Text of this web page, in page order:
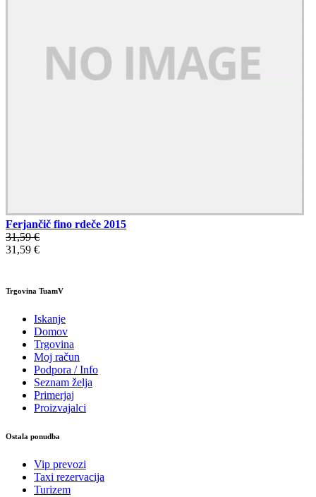
Ferjančič fino rdeče 2015
31,59 €
31,59 €
Trgovina TuamV
Iskanje
Domov
Trgovina
Moj račun
Podpora / Info
Seznam želja
Primerjaj
Proizvajalci
Ostala ponudba
Vip prevozi
Taxi rezervacija
Turizem